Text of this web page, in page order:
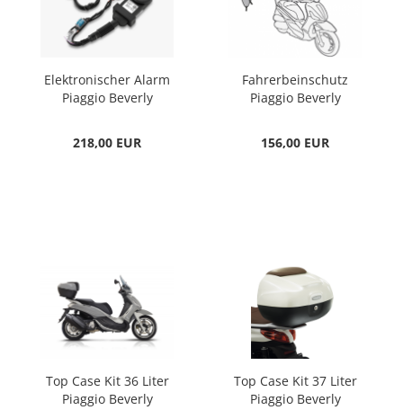
Elektronischer Alarm
Piaggio Beverly
218,00 EUR
Fahrerbeinschutz
Piaggio Beverly
156,00 EUR
Top Case Kit 36 Liter
Piaggio Beverly
Top Case Kit 37 Liter
Piaggio Beverly